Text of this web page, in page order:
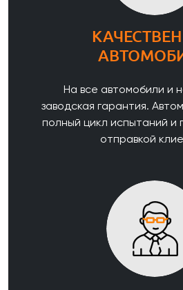
На все автомобили и
заводская гарантия.
полный цикл испытаний и
отправкой